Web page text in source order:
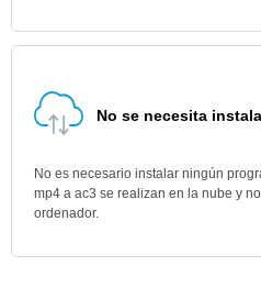
No se necesita
No es necesario instalar ningún
mp4 a ac3 se realizan en la nube y
ordenador.